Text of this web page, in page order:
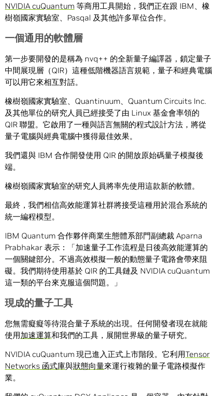
NVIDIA cuQuantum 等商用工具開始，我們正在跟 IBM、橡
樹嶺國家實驗室、Pasqal 及其他許多單位合作。
一個通用的軟體層
第一步要開發的是稱為 nvq++ 的全新量子編譯器，鎖定量子
中間展現層（QIR）這種低階機器語言規範，量子和經典電腦
可以用它來相互對話。
橡樹嶺國家實驗室、Quantinuum、Quantum Circuits Inc.
及其他單位的研究人員已經接受了由 Linux 基金會率領的
QIR 聯盟。它啟用了一種與語言無關的程式設計方法，將從
量子電腦與經典電腦中獲得最佳效果。
我們還與 IBM 合作開發使用 QIR 的開放原始碼量子模擬後
端。
橡樹嶺國家實驗室的研究人員將率先使用這款新的軟體。
最終，我們相信高效能運算社群將接受這種用於混合系統的
統一編程模型。
IBM Quantum 合作夥伴商業生態體系部門副總裁 Aparna
Prabhakar 表示：「加速量子工作流程是日後高效能運算的
一個關鍵部分。不過高效模擬一般的動態量子電路會帶來阻
礙。我們期待使用基於 QIR 的工具鏈及 NVIDIA cuQuantum
這一類的平台來克服這個問題。」
現成的量子工具
您無需癡癡等待混合量子系統的出現。任何開發者現在就能
使用加速運算和我們的工具，展開世界級的量子研究。
NVIDIA cuQuantum 現已進入正式上市階段。它利用Tensor
Networks 函式庫與狀態向量來運行複雜的量子電路模擬作
業。